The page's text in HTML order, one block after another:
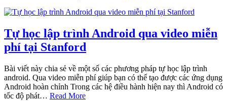
Tự học lập trình Android qua video miễn
phí tại Stanford
Bài viết này chia sẻ về một số các phương pháp tự học lập trình
android. Qua video miễn phí giúp bạn có thể tạo được các ứng dụng
Android hoàn chỉnh Trong các hệ điều hành hiện nay thì Android có
tốc độ phát… Read More